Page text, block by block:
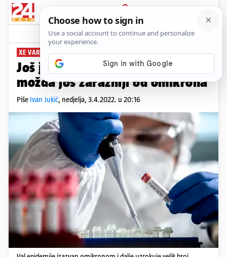
PRIJAVA
News Komentari
XE VARIJANTA
Još jedan: Hibridni soj korone je
možda još zarazniji od omikrona
Piše Ivan Jukić, nedjelja, 3.4.2022. u 20:16